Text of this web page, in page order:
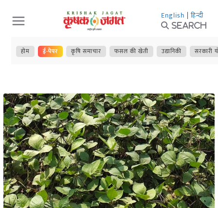
Skip
to
content
English | हिन्दी
Search
होम ई-पेपर कृषि समाचार फसल की खेती उद्यानिकी सरकारी